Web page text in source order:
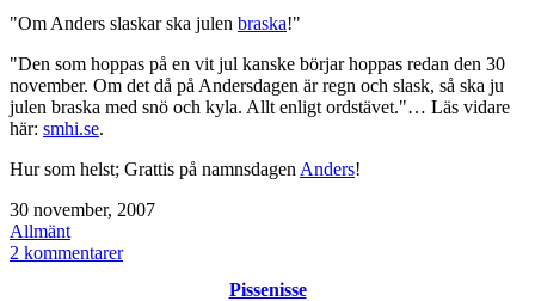
"Om Anders slaskar ska julen braska!"
"Den som hoppas på en vit jul kanske börjar hoppas redan den 30
november. Om det då på Andersdagen är regn och slask, så ska ju
julen braska med snö och kyla. Allt enligt ordstävet."… Läs vidare
här: smhi.se.
Hur som helst; Grattis på namnsdagen Anders!
Publicerat
den
30 november, 2007
Kategoriserat
som
Allmänt
2 kommentarertill
Pissenisse